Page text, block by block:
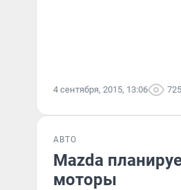
4 сентября, 2015, 13:06 725
АВТО
Mazda
моторы